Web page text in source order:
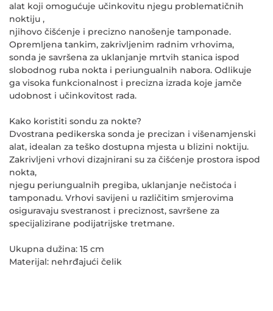
alat koji omogućuje učinkovitu njegu problematičnih
noktiju ,
njihovo čišćenje i precizno nanošenje tamponade.
Opremljena tankim, zakrivljenim radnim vrhovima,
sonda je savršena za uklanjanje mrtvih stanica ispod
slobodnog ruba nokta i periungualnih nabora. Odlikuje
ga visoka funkcionalnost i precizna izrada koje jamče
udobnost i učinkovitost rada.
Kako koristiti sondu za nokte?
Dvostrana pedikerska sonda je precizan i višenamjenski
alat, idealan za teško dostupna mjesta u blizini noktiju.
Zakrivljeni vrhovi dizajnirani su za čišćenje prostora ispod
nokta,
njegu periungualnih pregiba, uklanjanje nečistoća i
tamponadu. Vrhovi savijeni u različitim smjerovima
osiguravaju svestranost i preciznost, savršene za
specijalizirane podijatrijske tretmane.
Ukupna dužina: 15 cm
Materijal: nehrđajući čelik